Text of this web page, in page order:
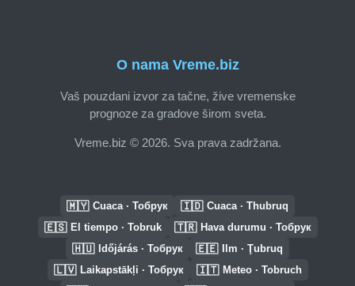
O nama Vreme.biz
Vaš pouzdani izvor za tačne, žive vremenske
prognoze za gradove širom sveta.
Vreme.biz © 2026. Sva prava zadržana.
🇲🇾 Cuaca · Тобрук 🇮🇩 Cuaca · Thubruq
🇪🇸 El tiempo · Tobruk 🇹🇷 Hava durumu · Тобрук
🇭🇺 Időjárás · Тобрук 🇪🇪 Ilm · Ţubruq
🇱🇻 Laikapstākļi · Тобрук 🇮🇹 Meteo · Tobruch